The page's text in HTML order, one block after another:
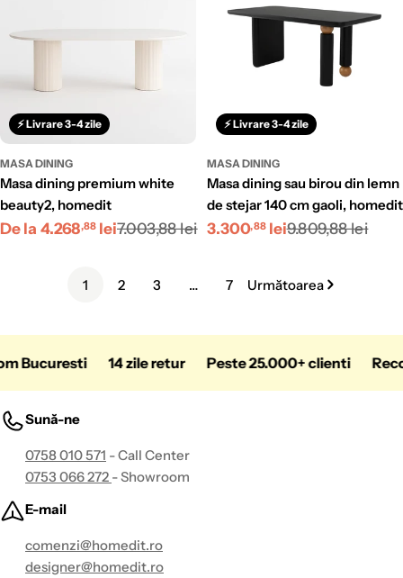
⚡ Livrare 3-4 zile
MASA DINING
masa dining premium white
beauty2, homedit
Preț
De la 4.268,88lei
Preț 7.003,88 lei
⚡ Livrare 3-4 zile
MASA DINING
masa dining sau birou din lemn
de stejar 140 cm gaoli, homedit
Preț
3.300,88lei
Preț 9.809,88 lei
1 2 3 … 7 Următoarea
Bucuresti 14 zile retur Peste 25.000+ clienti
Sună-ne
0758 010 571 - Call Center
0753 066 272 - Showroom
E-mail
comenzi@homedit.ro
designer@homedit.ro